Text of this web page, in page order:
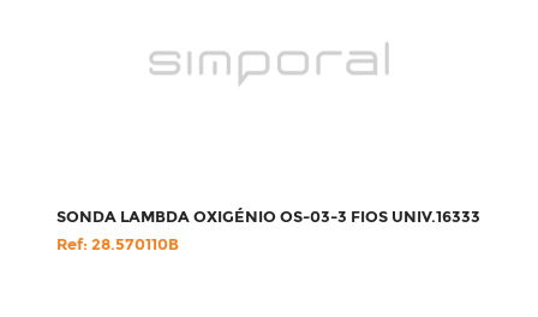
SONDA LAMBDA OXIGÉNIO OS-03-3 FIOS UNIV.16333
Ref: 28.570110B